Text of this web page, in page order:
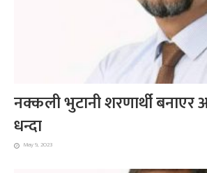
नक्कली भुटानी शरणार्थी बनाएर
धन्दा
May 9, 2023